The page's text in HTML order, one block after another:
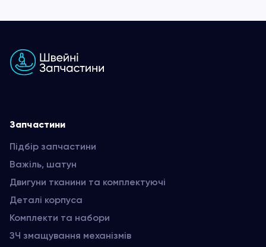
Запчастини
Підбір запчастини
Важіль, шатун
Двигуни тканини та комплектуючі
Деталі корпуса
Комплекти та набори
ЗЧ змащування механізмів